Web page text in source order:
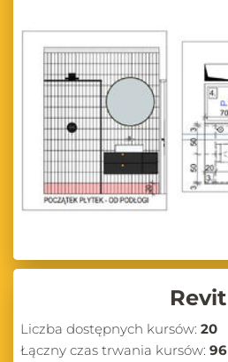
Revit
Liczba dostępnych kursów: 20
Łączny czas trwania kursów: 96